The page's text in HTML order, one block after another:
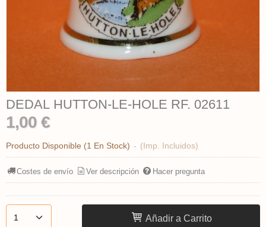
DEDAL HUTTON-LE-HOLE RF. 02611
1,00 €
Producto Disponible (1 En Stock) - (Imp. Incluidos)
Costes de envío Ver descripción Hacer pregunta
Añadir a Carrito